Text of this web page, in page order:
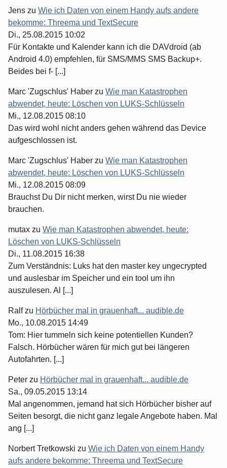
Jens zu Wie ich Daten von einem Handy aufs andere
bekomme: Threema und TextSecure
Di., 25.08.2015 10:02
Für Kontakte und Kalender kann ich die DAVdroid (ab
Android 4.0) empfehlen, für SMS/MMS SMS Backup+.
Beides bei f- [...]
Marc 'Zugschlus' Haber zu Wie man Katastrophen
abwendet, heute: Löschen von LUKS-Schlüsseln
Mi., 12.08.2015 08:10
Das wird wohl nicht anders gehen während das Device
aufgeschlossen ist.
Marc 'Zugschlus' Haber zu Wie man Katastrophen
abwendet, heute: Löschen von LUKS-Schlüsseln
Mi., 12.08.2015 08:09
Brauchst Du Dir nicht merken, wirst Du nie wieder
brauchen.
mutax zu Wie man Katastrophen abwendet, heute:
Löschen von LUKS-Schlüsseln
Di., 11.08.2015 16:38
Zum Verständnis: Luks hat den master key ungecrypted
und auslesbar im Speicher und ein tool um ihn
auszulesen. Al [...]
Ralfzu Hörbücher mal in grauenhaft... audible.de
Mo., 10.08.2015 14:49
Tom: Hier tummeln sich keine potentiellen Kunden?
Falsch. Hörbücher wären für mich gut bei längeren
Autofahrten. [...]
Peter zu Hörbücher mal in grauenhaft... audible.de
Sa., 09.05.2015 13:14
Mal angenommen, jemand hat sich Hörbücher bisher auf
Seiten besorgt, die nicht ganz legale Angebote haben. Mal
ang [...]
Norbert Tretkowski zu Wie ich Daten von einem Handy
aufs andere bekomme: Threema und TextSecure